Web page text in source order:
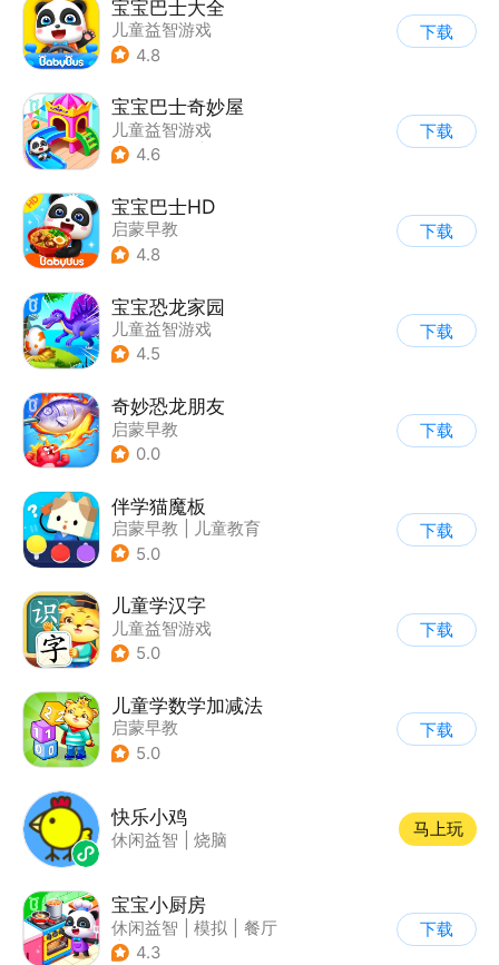
宝宝巴士大全
儿童益智游戏
| 启蒙早教
4.8
下载
宝宝巴士奇妙屋
儿童益智游戏
| 启蒙早教
4.6
下载
宝宝巴士HD
启蒙早教
| 儿童益智游戏
4.8
下载
宝宝恐龙家园
儿童益智游戏
| 启蒙早教
4.5
下载
奇妙恐龙朋友
启蒙早教
| 儿童益智游戏
0.0
下载
伴学猫魔板
启蒙早教
儿童教育
5.0
下载
儿童学汉字
儿童益智游戏
| 启蒙早教
5.0
下载
儿童学数学加减法
启蒙早教
| 儿童益智游戏
5.0
下载
快乐小鸡
休闲益智 烧脑
马上玩
宝宝小厨房
休闲益智 模拟
餐厅
| 宝宝巴士
4.3
下载